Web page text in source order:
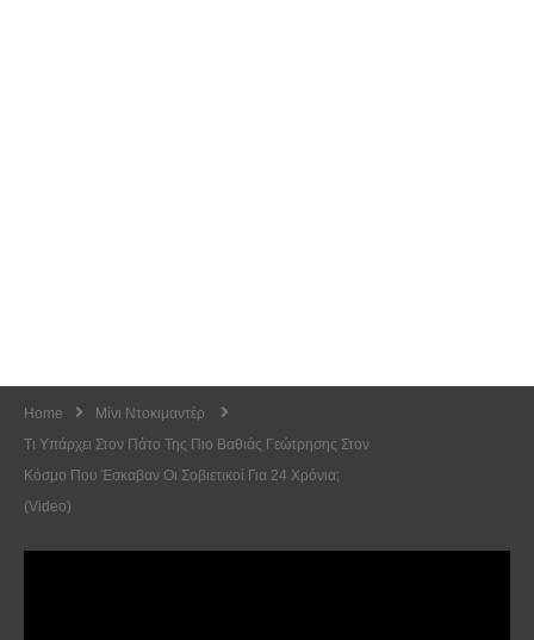
Home
Μίνι Ντοκιμαντέρ
Τι Υπάρχει Στον Πάτο Της Πιο Βαθιάς Γεώτρησης Στον
Κόσμο Που Έσκαβαν Οι Σοβιετικοί Για 24 Χρόνια;
(Video)